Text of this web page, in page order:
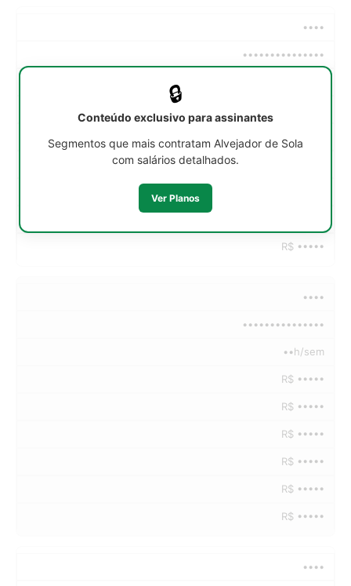
••••
•••••••••••••••
R$ •••••
R$ •••••
••••
•••••••••••••••
••h/sem
R$ •••••
R$ •••••
R$ •••••
R$ •••••
R$ •••••
R$ •••••
••••
🔒
Conteúdo exclusivo para assinantes
Segmentos que mais contratam Alvejador de Sola
com salários detalhados.
Ver Planos